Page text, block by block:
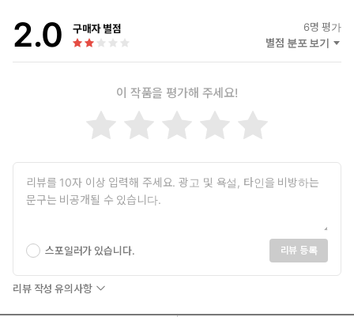
2.0 구매자 별점 6명 평가
별점 분포 보기
이 작품을 평가해 주세요!
스포일러가 있습니다. 리뷰 등록
리뷰 작성 유의사항